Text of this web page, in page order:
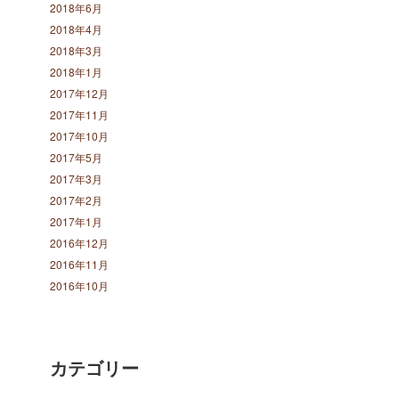
2018年6月
2018年4月
2018年3月
2018年1月
2017年12月
2017年11月
2017年10月
2017年5月
2017年3月
2017年2月
2017年1月
2016年12月
2016年11月
2016年10月
カテゴリー